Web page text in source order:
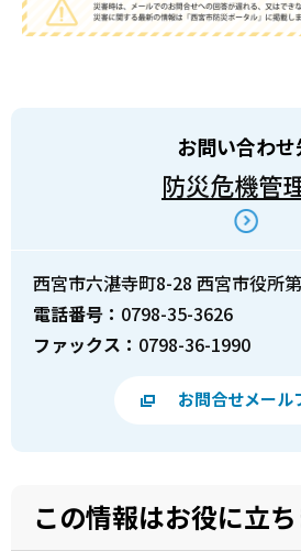
お問い合わせ
防災危機管
西宮市六湛寺町8-28 西宮市役所
電話番号： 0798-35-3626
ファックス： 0798-36-1990
お問合せメール
この情報はお役に立